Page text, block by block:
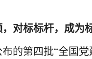
对标标杆，成为
的第四批“全国